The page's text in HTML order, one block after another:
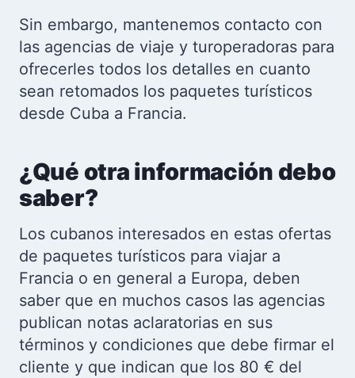
Sin embargo, mantenemos contacto con
las agencias de viaje y turoperadoras para
ofrecerles todos los detalles en cuanto
sean retomados los paquetes turísticos
desde Cuba a Francia.
¿Qué otra información debo
saber?
Los cubanos interesados en estas ofertas
de paquetes turísticos para viajar a
Francia o en general a Europa, deben
saber que en muchos casos las agencias
publican notas aclaratorias en sus
términos y condiciones que debe firmar el
cliente y que indican que los 80 € del